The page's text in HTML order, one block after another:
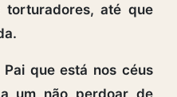
torturadores, até que
que está nos céus
um não perdoar de